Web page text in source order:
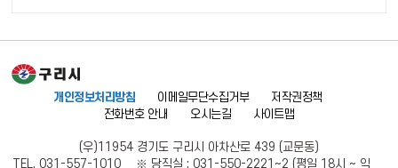
개인정보처리방침 이메일무단수집거부
저작권정책
전화번호 안내
오시는길 사이트맵
(우)11954 경기도 구리시 아차산로 439 (교문동)
TEL. 031-557-1010 ※ 당직실 : 031-550-2221~2 (평일 18시 ~ 익